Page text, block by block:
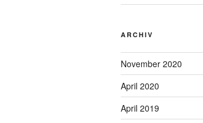
ARCHIV
November 2020
April 2020
April 2019